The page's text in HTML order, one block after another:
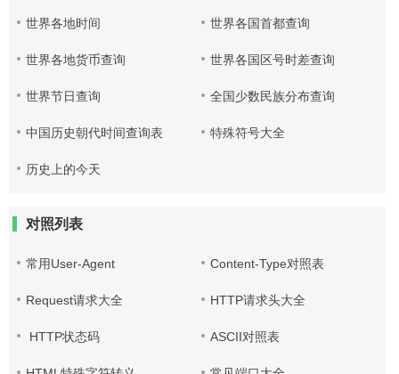
世界各地时间 世界各国首都查询
世界各地货币查询 世界各国区号时差查询
世界节日查询 全国少数民族分布查询
中国历史朝代时间查询表 特殊符号大全
历史上的今天
对照列表
常用User-Agent Content-Type对照表
Request请求大全 HTTP请求头大全
HTTP状态码 ASCII对照表